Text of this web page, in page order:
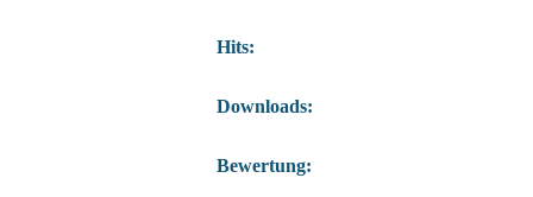
Hits:
Downloads:
Bewertung: